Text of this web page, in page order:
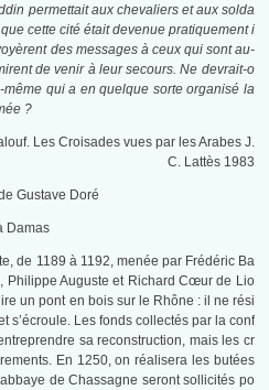
permettait aux chevaliers et aux solda
cette cité était devenue pratiquement i
des messages à ceux qui sont au-
de venir à leur secours. Ne devrait-o
qui a en quelque sorte organisé la
?
Les Croisades vues par les Arabes J.
C. Lattès 1983
Gustave Doré
Damas
de 1189 à 1192, menée par Frédéric Ba
Philippe Auguste et Richard Cœur de Lio
un pont en bois sur le Rhône : il ne rési
s’écroule. Les fonds collectés par la conf
sa reconstruction, mais les cr
En 1250, on réalisera les butées
de Chassagne seront sollicités po